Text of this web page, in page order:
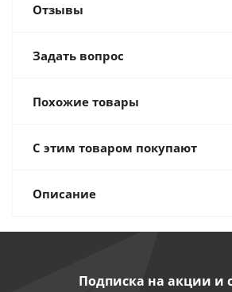
Отзывы
Задать вопрос
Похожие товары
С этим товаром покупают
Описание
Подписка на акции и